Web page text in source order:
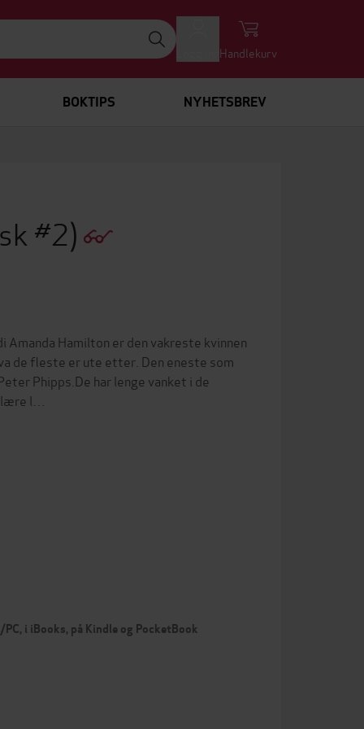
Handlekurv
BOKTIPS NYHETSBREV
#2)
Hamilton er den vakreste kvinnen
de fleste er ute etter. Den eneste som
Phipps.De har lenge vanket i de
l…
i iBooks, på Kindle og PocketBook